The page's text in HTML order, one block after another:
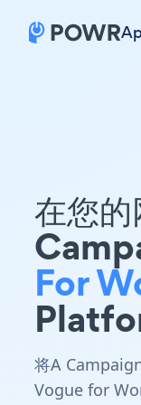
在您
For
将A
Vogue for